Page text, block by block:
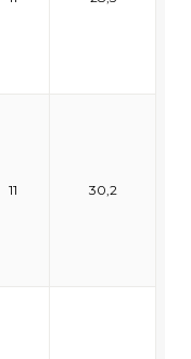
11 30,2